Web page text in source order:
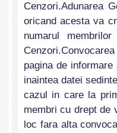
Cenzori.Adunarea
oricand acesta va
numarul
pagina de
inaintea datei
cazul in care la
membri cu drept de
loc fara alta